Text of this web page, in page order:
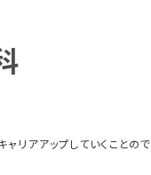
アアップしていくことの